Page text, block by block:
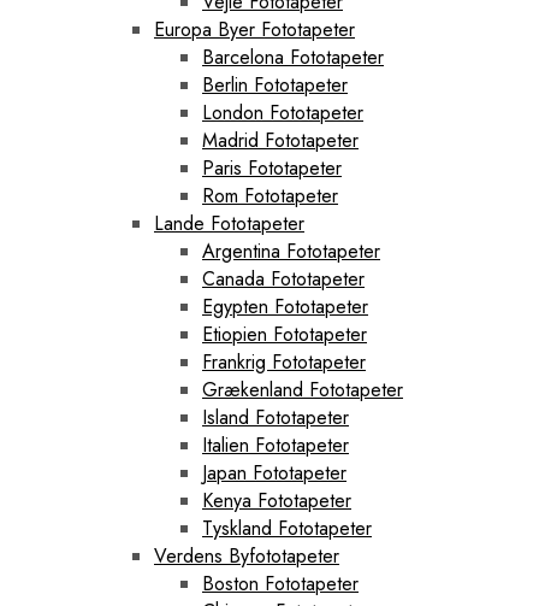
Europa Byer Fototapeter
Barcelona Fototapeter
Berlin Fototapeter
London Fototapeter
Madrid Fototapeter
Paris Fototapeter
Rom Fototapeter
Lande Fototapeter
Argentina Fototapeter
Canada Fototapeter
Egypten Fototapeter
Etiopien Fototapeter
Frankrig Fototapeter
Grækenland Fototapeter
Island Fototapeter
Italien Fototapeter
Japan Fototapeter
Kenya Fototapeter
Tyskland Fototapeter
Verdens Byfototapeter
Boston Fototapeter